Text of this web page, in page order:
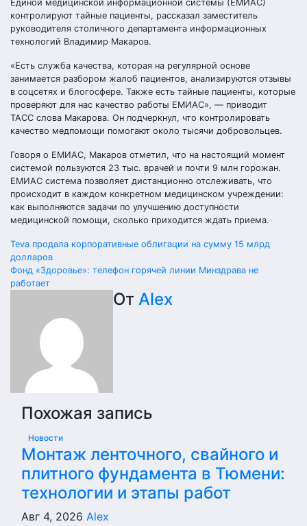
Единой медицинской информационной системы (ЕМИАС)
контролируют тайные пациенты, рассказал заместитель
руководителя столичного департамента информационных
технологий Владимир Макаров.
«Есть служба качества, которая на регулярной основе
занимается разбором жалоб пациентов, анализируются отзывы
в соцсетях и блогосфере. Также есть тайные пациенты, которые
проверяют для нас качество работы ЕМИАС», — приводит
ТАСС слова Макарова. Он подчеркнул, что контролировать
качество медпомощи помогают около тысячи добровольцев.
Говоря о ЕМИАС, Макаров отметил, что на настоящий момент
системой пользуются 23 тыс. врачей и почти 9 млн горожан.
ЕМИАС система позволяет дистанционно отслеживать, что
происходит в каждом конкретном медицинском учреждении:
как выполняются задачи по улучшению доступности
медицинской помощи, сколько приходится ждать приема.
Навигация
по
Teva продала корпоративные облигации на сумму 15 млрд
долларов
Фонд «Здоровье»: телефон горячей линии Минздрава не
работает
От Alex
Похожая запись
Новости
Монтаж ленточного, свайного и
плитного фундамента в Тюмени:
технологии и этапы работ
Авг 4, 2026 Alex